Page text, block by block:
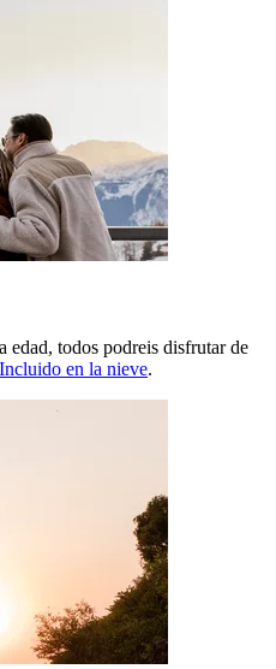
edad, todos podreis disfrutar de
en la nieve.